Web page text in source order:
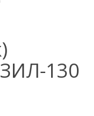
130